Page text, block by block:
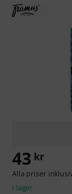
43 kr
Alla priser
i lager